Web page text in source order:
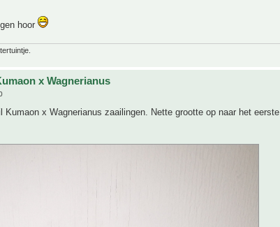
hoor
x Wagnerianus
Kumaon x Wagnerianus zaailingen. Nette grootte op naar het eerste